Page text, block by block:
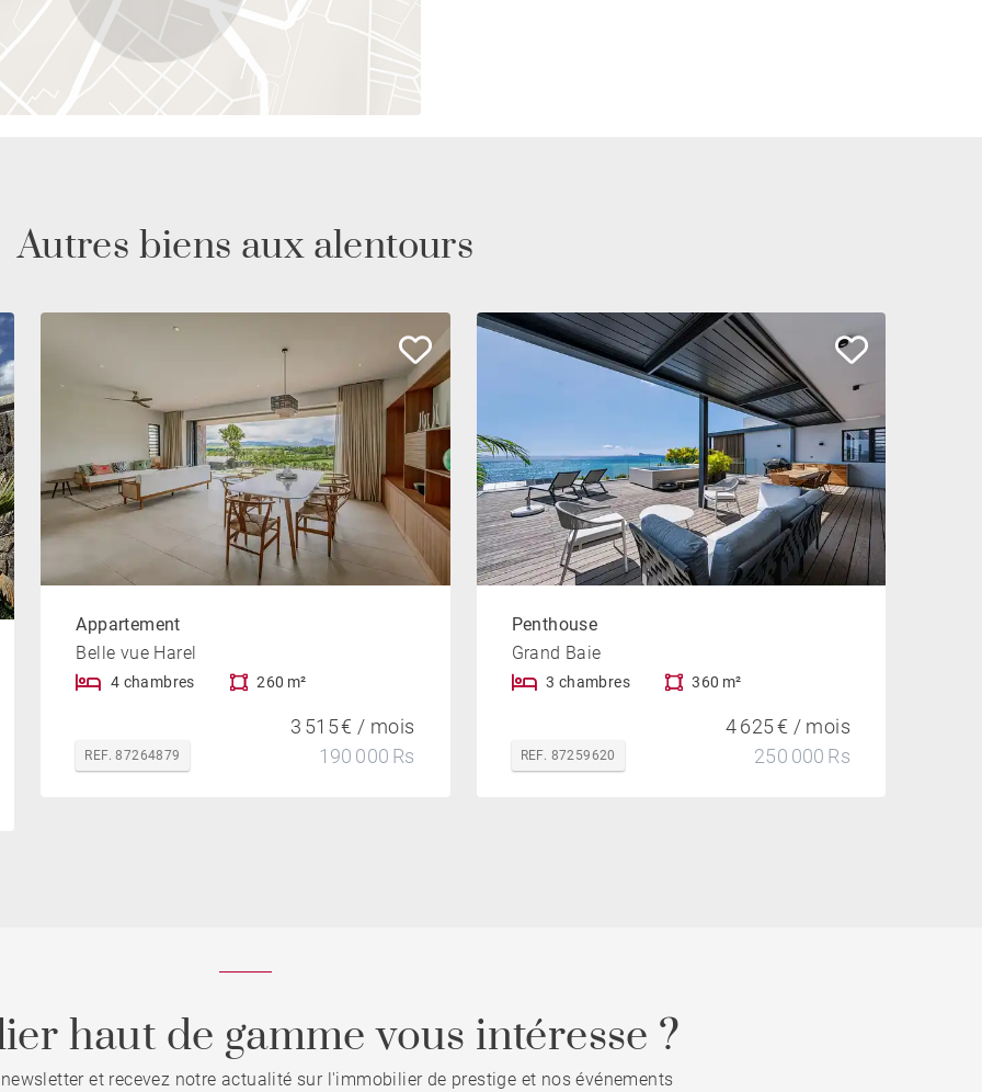
Autres biens aux alentours
Appartement
Belle vue Harel
4 chambres 260 m²
REF. 87264879
3 515 € / mois
190 000 Rs
Penthouse
Grand Baie
3 chambres 360 m²
REF. 87259620
4 625 € / mois
250 000 Rs
haut de gamme vous intéresse ?
et recevez notre actualité sur l'immobilier de prestige et nos événements